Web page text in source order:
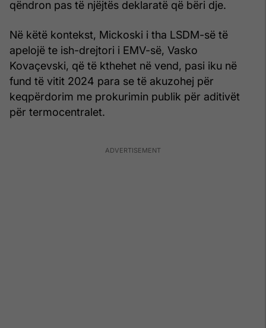
qëndron pas të njëjtës deklaratë që bëri dje.
Në këtë kontekst, Mickoski i tha LSDM-së të
apelojë te ish-drejtori i EMV-së, Vasko
Kovaçevski, që të kthehet në vend, pasi iku në
fund të vitit 2024 para se të akuzohej për
keqpërdorim me prokurimin publik për aditivët
për termocentralet.